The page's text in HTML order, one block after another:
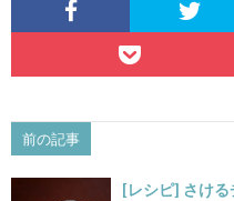
前の記事
[レシピ] さけ